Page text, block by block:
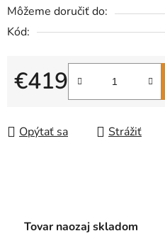
Môžeme doručiť do:
Kód:
€419
Jednotková cena:
Opýtať sa Strážiť
Tovar naozaj skladom